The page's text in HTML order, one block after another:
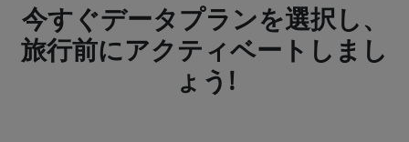
今すぐデータプランを選択し、
旅行前にアクティベートしまし
ょう!